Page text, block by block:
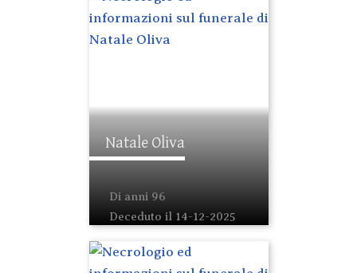
Natale Oliva
Di anni 96
Deceduto il 14-12-2025